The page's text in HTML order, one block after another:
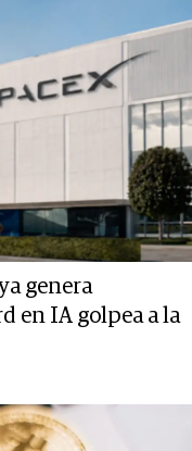
genera
en IA golpea a la